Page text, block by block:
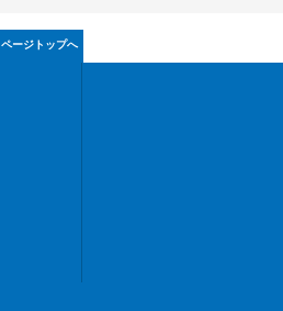
ページトップへ